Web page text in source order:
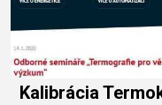
Kalibrácia